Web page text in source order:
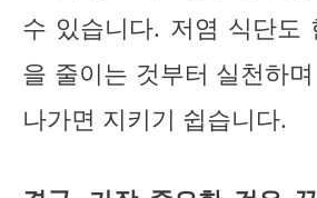
수 있습니다. 저염 식단도
을 줄이는 것부터 실천하
나가면 지키기 쉽습니다.